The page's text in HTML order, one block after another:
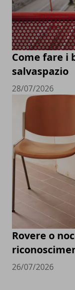
Come fare i
salvaspazio
28/07/2026
Rovere o
26/07/2026